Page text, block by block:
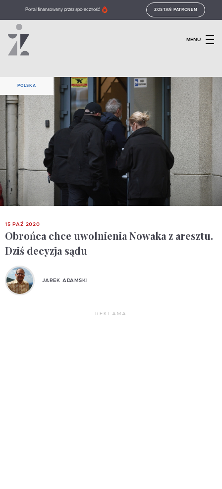
Portal finansowany przez społeczność ZOSTAŃ PATRONEM
MENU
POLSKA
15 PAŹ 2020
Obrońca chce uwolnienia Nowaka z aresztu.
Dziś decyzja sądu
JAREK ADAMSKI
REKLAMA